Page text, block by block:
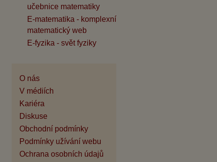
učebnice matematiky
E-matematika - komplexní
matematický web
E-fyzika - svět fyziky
O nás
V médiích
Kariéra
Diskuse
Obchodní podmínky
Podmínky užívání webu
Ochrana osobních údajů